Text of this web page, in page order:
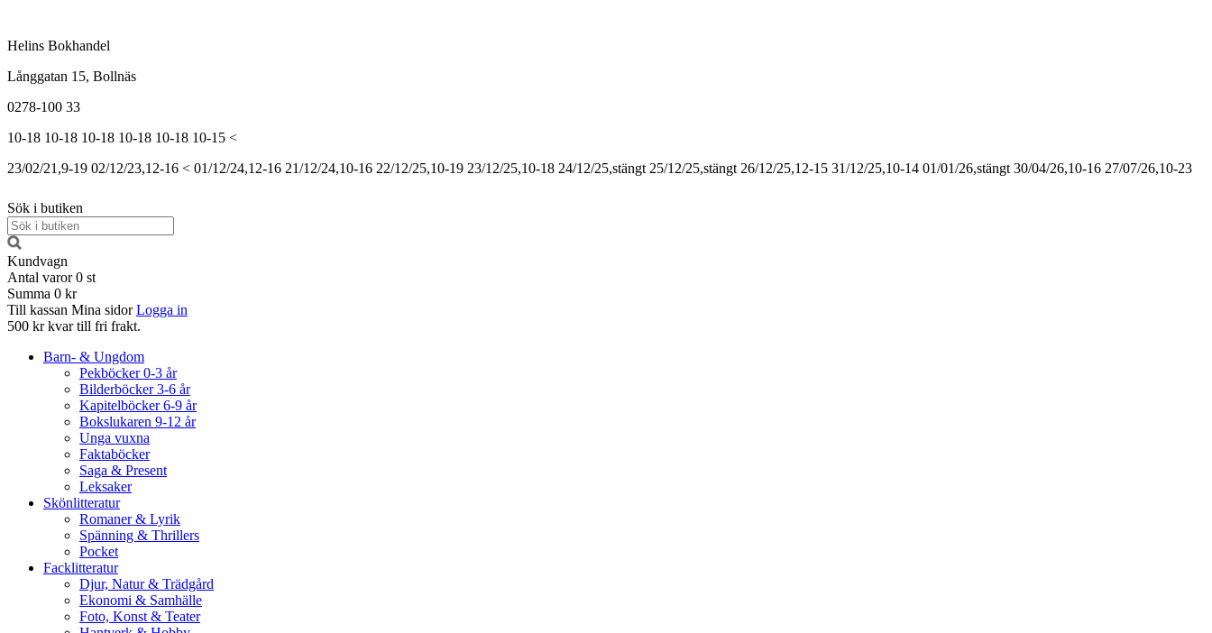
Helins Bokhandel
Långgatan 15, Bollnäs
0278-100 33
10-18 10-18 10-18 10-18 10-18 10-15 <
23/02/21,9-19 02/12/23,12-16 < 01/12/24,12-16 21/12/24,10-16 22/12/25,10-19 23/12/25,10-18 24/12/25,stängt 25/12/25,stängt 26/12/25,12-15 31/12/25,10-14 01/01/26,stängt 30/04/26,10-16 27/07/26,10-23
Sök i butiken
Kundvagn
Antal varor 0 st
Summa 0 kr
Till kassan Mina sidor Logga in
500 kr kvar till fri frakt.
Barn- & Ungdom
Pekböcker 0-3 år
Bilderböcker 3-6 år
Kapitelböcker 6-9 år
Bokslukaren 9-12 år
Unga vuxna
Faktaböcker
Saga & Present
Leksaker
Skönlitteratur
Romaner & Lyrik
Spänning & Thrillers
Pocket
Facklitteratur
Djur, Natur & Trädgård
Ekonomi & Samhälle
Foto, Konst & Teater